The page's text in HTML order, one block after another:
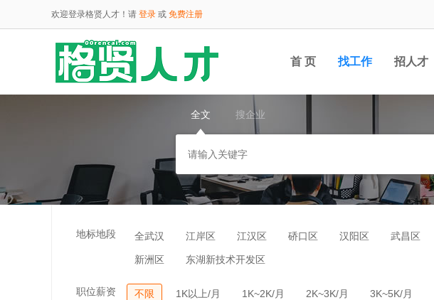
欢迎登录格贤人才！请 登录 或 免费注册
首 页 找工作 招人才
全文 搜企业
地标地段 全武汉 江岸区 江汉区 硚口区 汉阳区 武昌区
新洲区 东湖新技术开发区
职位薪资 不限 1K以上/月 1K~2K/月 2K~3K/月 3K~5K/月